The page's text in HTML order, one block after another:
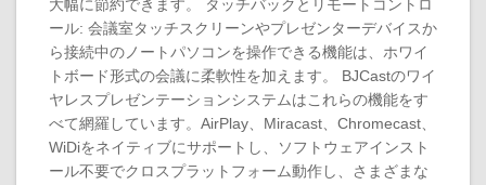
大幅に節約できます。 タッチバックとリモートコントロ
ール: 会議室タッチスクリーンやプレゼンターデバイスか
ら接続中のノートパソコンを操作できる機能は、ホワイ
トボード形式の会議に柔軟性を加えます。 BJCastのワイ
ヤレスプレゼンテーションシステムはこれらの機能をす
べて網羅しています。AirPlay、Miracast、Chromecast、
WiDiをネイティブにサポートし、ソフトウェアインスト
ール不要でクロスプラットフォーム動作し、さまざまな